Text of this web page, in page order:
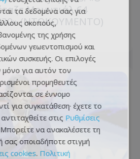
Μουντιάλ 64
(ΝΤΟΚΟΥΜΕΝΤΟ)
τα δεδομένα σας για
σκοπούς,
της χρήσης
γεωεντοπισμού και
συσκευής. Οι επιλογές
μόνο για αυτόν τον
προμηθευτές
σε έννομο
για συγκατάθεση· έχετε το
στις Ρυθμίσεις
να ανακαλέσετε τη
σας οποιαδήποτε στιγμή
cookies. Πολιτική